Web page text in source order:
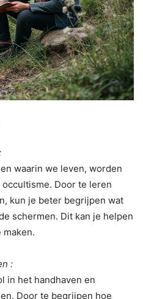
waarin we leven, worden
Door te leren
kun je beter begrijpen wat
schermen. Dit kan je helpen
:
in het handhaven en
Door te begrijpen hoe